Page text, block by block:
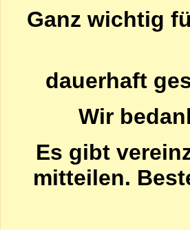
Ganz wichtig
dauerhaft
Wir
Es gibt
mitteilen.